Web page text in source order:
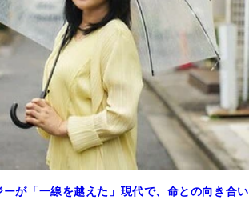
ーが「一線を越えた」現代で、命との向き合い